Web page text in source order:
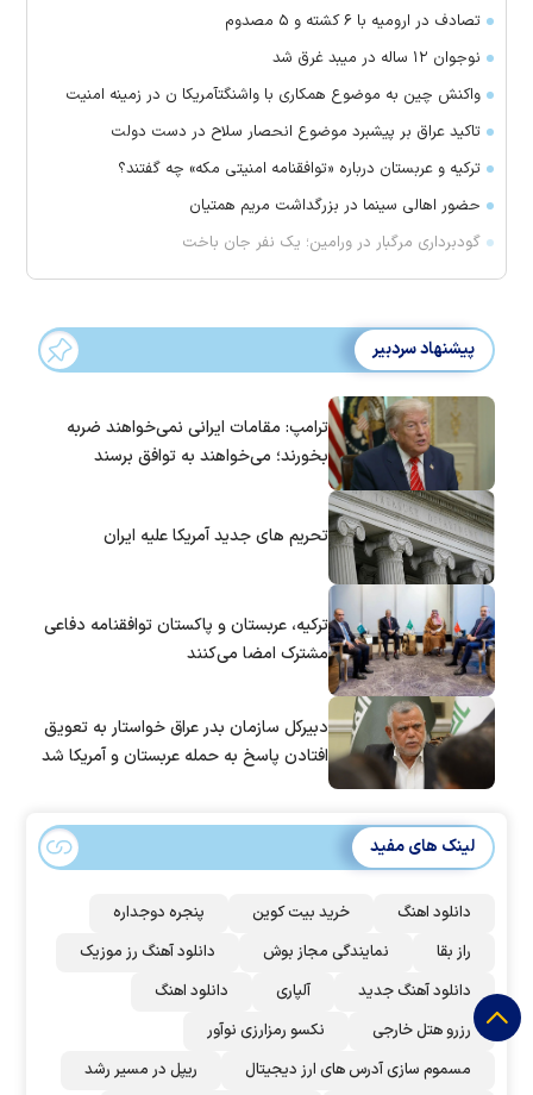
تصادف در ارومیه با ۶ کشته و ۵ مصدوم
نوجوان ۱۲ ساله در میبد غرق شد
واکنش چین به موضوع همکاری با واشنگتآمریکا ن در زمینه امنیت
تاکید عراق بر پیشبرد موضوع انحصار سلاح در دست دولت
ترکیه و عربستان درباره «توافقنامه امنیتی مکه» چه گفتند؟
حضور اهالی سینما در بزرگداشت مریم همتیان
گودبرداری مرگبار در ورامین؛ یک نفر جان باخت
پیشنهاد سردبیر
ترامپ: مقامات ایرانی نمی‌خواهند ضربه
بخورند؛ می‌خواهند به توافق برسند
تحریم های جدید آمریکا علیه ایران
ترکیه، عربستان و پاکستان توافقنامه دفاعی
مشترک امضا می‌کنند
دبیرکل سازمان بدر عراق خواستار به تعویق
افتادن پاسخ به حمله عربستان و آمریکا شد
لینک های مفید
دانلود اهنگ خرید بیت کوین
پنجره دوجداره
راز بقا
نمایندگی مجاز بوش
دانلود آهنگ رز‌ موزیک
دانلود آهنگ جدید
آلپاری
دانلود اهنگ
رزرو هتل خارجی
نکسو رمزارزی نوآور
مسموم سازی آدرس های ارز دیجیتال
ریپل در مسیر رشد